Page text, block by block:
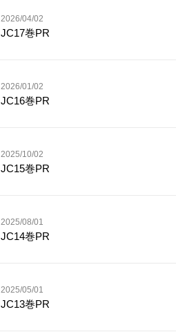
2026/04/02
JC17巻PR
2026/01/02
JC16巻PR
2025/10/02
JC15巻PR
2025/08/01
JC14巻PR
2025/05/01
JC13巻PR